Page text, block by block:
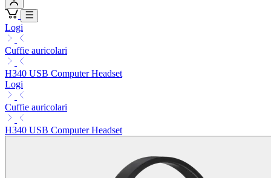
Logi
Cuffie auricolari
H340 USB Computer Headset
Logi
Cuffie auricolari
H340 USB Computer Headset